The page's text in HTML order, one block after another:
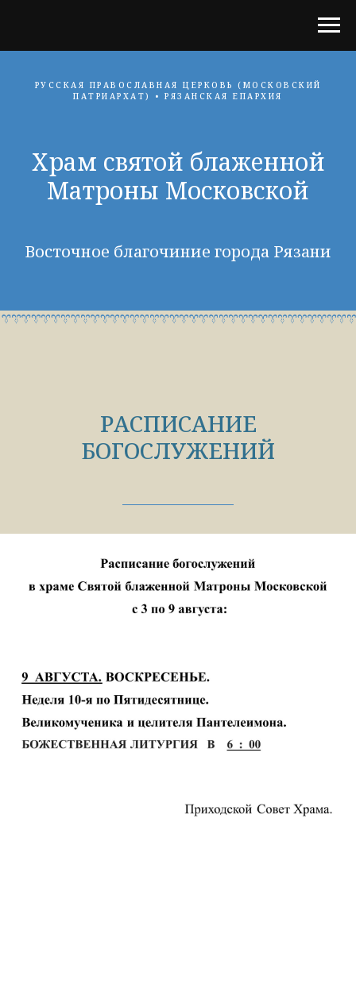
РУССКАЯ ПРАВОСЛАВНАЯ ЦЕРКОВЬ (МОСКОВСКИЙ
ПАТРИАРХАТ) • РЯЗАНСКАЯ ЕПАРХИЯ
Храм святой блаженной
Матроны Московской
Восточное благочиние города Рязани
РАСПИСАНИЕ
БОГОСЛУЖЕНИЙ